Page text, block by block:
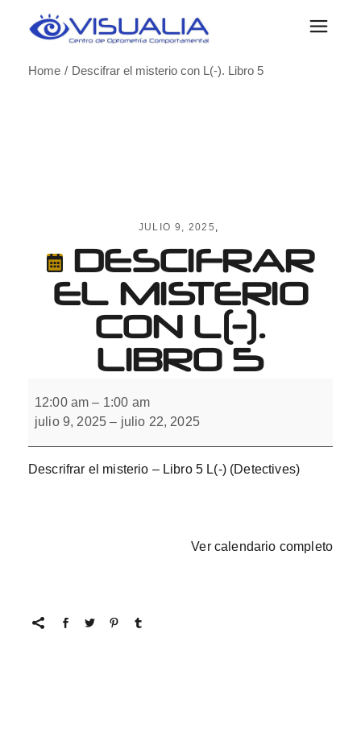
Home
Descifrar el misterio con L(-). Libro 5
JULIO 9, 2025
DESCIFRAR
EL MISTERIO
CON L(-).
LIBRO 5
el
misterio
con
Libro
5
12:00 am – 1:00 am
julio 9, 2025 – julio 22, 2025
Descrifrar el misterio – Libro 5 L(-) (Detectives)
Ver calendario completo